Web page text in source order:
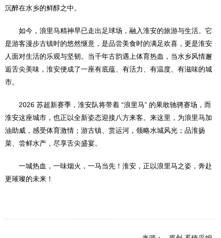
沉醉在水乡的鲜醇之中。
如今，浪里马精神早已走出足球场，融入淮安的旅游与生活。它
是游客漫步古镇时的悠然惬意，是品尝美食时的满足欢喜，更是淮安
人面对生活的乐观与坚韧。当千年古韵遇上体育热血，当水乡风情邂
逅舌尖美味，淮安便成了一座有底蕴、有活力、有温度、有滋味的城
市。
2026 苏超新赛季，淮安队将带着 “浪里马” 的果敢驰骋赛场，而
淮安这座城市，也正以全新姿态迎接八方来客。来这里，为浪里马加
油助威，感受体育激情；游古镇、赏运河，领略水城风光；品淮扬
菜、尝鲜水产，尽享舌尖盛宴。
一城热血，一味烟火，一马当先！淮安，正以浪里马之姿，奔赴
更璀璨的未来！